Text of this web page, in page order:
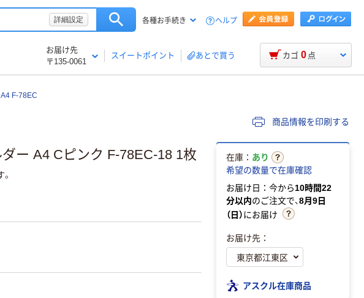
詳細設定 各種お手続き ヘルプ
お届け先
〒135-0061
スイートポイント あとで買う カゴ 0 点
F-78EC
商品情報を印刷する
ー A4 Cピンク F-78EC-18 1枚 在庫： あり
希望の数量で在庫確認
お届け日：今から10時間22
分以内のご注文で、8月9日
（日）にお届け
お届け先：
アスクル在庫商品